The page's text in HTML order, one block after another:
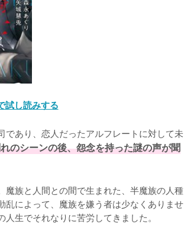
試し読みする
あり、恋人だったアルフレートに対して未
のシーンの後、怨念を持った謎の声が聞
族と人間との間で生まれた、半魔族の人種
によって、魔族を嫌う者は少なくありませ
生でそれなりに苦労してきました。